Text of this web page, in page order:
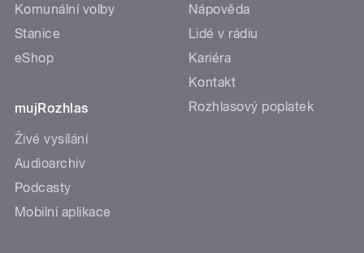
Komunální volby
Stanice
eShop
mujRozhlas
Živé vysílání
Audioarchiv
Podcasty
Mobilní aplikace
Nápověda
Lidé v rádiu
Kariéra
Kontakt
Rozhlasový poplatek